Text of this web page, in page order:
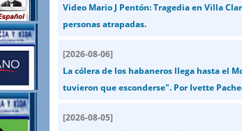
Video Mario J Pentón: Tragedia en Villa
personas atrapadas.
[2026-08-06]
La cólera de los habaneros llega hasta el
tuvieron que esconderse". Por Ivette
[2026-08-05]